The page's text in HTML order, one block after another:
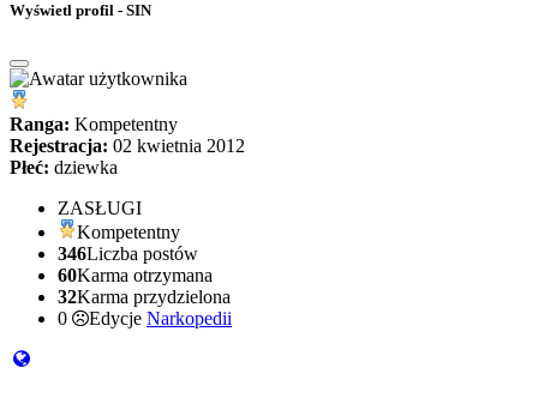
Wyświetl profil - SIN
Ranga: Kompetentny
Rejestracja: 02 kwietnia 2012
Płeć: dziewka
ZASŁUGI
Kompetentny
346Liczba postów
60Karma otrzymana
32Karma przydzielona
0
Edycje Narkopedii